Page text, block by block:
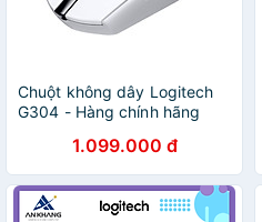
Chuột không dây Logitech
G304 - Hàng chính hãng
1.099.000 đ